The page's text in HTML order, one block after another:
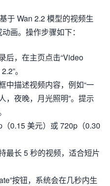
于 Wan 2.2 模型的视频生
画。操作步骤如下：
后，在主页点击“Video
。
中描述视频内容，例如“一
，夜晚，月光照明”。提示
（0.15 美元）或 720p（0.30
最长 5 秒的视频，适合短片
按钮，系统会在几秒内生